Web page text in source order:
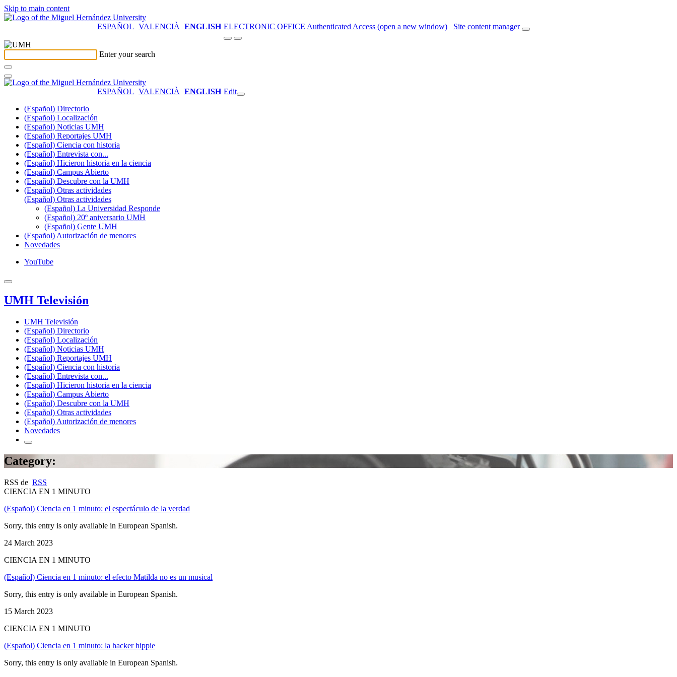
Skip to main content
ESPAÑOL VALENCIÀ ENGLISH ELECTRONIC OFFICE Authenticated Access (open a new window) Site content manager
Enter your search
ESPAÑOL VALENCIÀ ENGLISH Edit
(Español) Directorio
(Español) Localización
(Español) Noticias UMH
(Español) Reportajes UMH
(Español) Ciencia con historia
(Español) Entrevista con...
(Español) Hicieron historia en la ciencia
(Español) Campus Abierto
(Español) Descubre con la UMH
(Español) Otras actividades
(Español) Otras actividades
(Español) La Universidad Responde
(Español) 20º aniversario UMH
(Español) Gente UMH
(Español) Autorización de menores
Novedades
YouTube
UMH Televisión
UMH Televisión
(Español) Directorio
(Español) Localización
(Español) Noticias UMH
(Español) Reportajes UMH
(Español) Ciencia con historia
(Español) Entrevista con...
(Español) Hicieron historia en la ciencia
(Español) Campus Abierto
(Español) Descubre con la UMH
(Español) Otras actividades
(Español) Autorización de menores
Novedades
Category:
RSS de RSS
CIENCIA EN 1 MINUTO
(Español) Ciencia en 1 minuto: el espectáculo de la verdad
Sorry, this entry is only available in European Spanish.
24 March 2023
CIENCIA EN 1 MINUTO
(Español) Ciencia en 1 minuto: el efecto Matilda no es un musical
Sorry, this entry is only available in European Spanish.
15 March 2023
CIENCIA EN 1 MINUTO
(Español) Ciencia en 1 minuto: la hacker hippie
Sorry, this entry is only available in European Spanish.